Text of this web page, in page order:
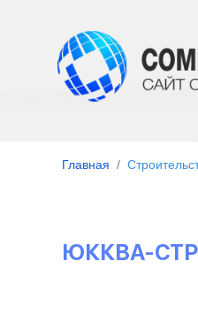
Главная
ЮККВА-